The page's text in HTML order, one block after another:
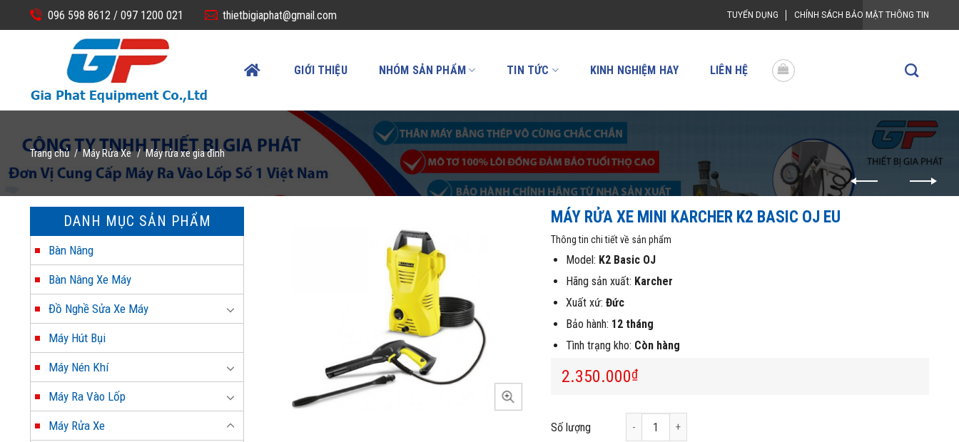
to
096 598 8612 / 097 1200 021 thietbigiaphat@gmail.com TUYỂN DỤNG CHÍNH SÁCH BẢO MẬT THÔNG TIN
GIỚI THIỆU NHÓM SẢN PHẨM TIN TỨC KINH NGHIỆM HAY LIÊN HỆ
Trang chủ / Máy Rửa Xe / Máy rửa xe gia đình
DANH MỤC SẢN PHẨM
Bàn Nâng
Bàn Nâng Xe Máy
Đồ Nghề Sửa Xe Máy
Máy Hút Bụi
Máy Nén Khí
Máy Ra Vào Lốp
Máy Rửa Xe
MÁY RỬA XE MINI KARCHER K2 BASIC OJ EU
Thông tin chi tiết về sản phẩm
Model: K2 Basic OJ
Hãng sản xuất: Karcher
Xuất xứ: Đức
Bảo hành: 12 tháng
Tình trạng kho: Còn hàng
2.350.000₫
Số lượng Máy rửa xe mini Karcher K2 Basic OJ EU số lượng